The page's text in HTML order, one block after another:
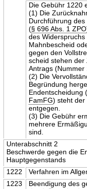
Die Gebühr 1220
(1) Die
Durchführung
(§ 696 Abs. 1 ZPO
des Widerspruchs
Mahnbescheid
gegen den
scheid stehen der
Antrags (Nummer
(2) Die
Begründung
Endentscheidung (
FamFG) steht der
entgegen.
(3) Die Gebühr
mehrere
sind.
Unterabschnitt 2
Beschwerde gegen die
Hauptgegenstands
1222
Verfahren im
1223
Beendigung des